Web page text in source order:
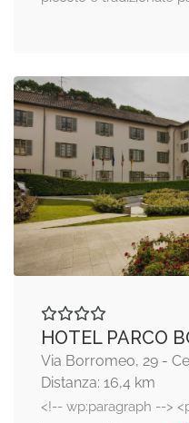
HOTEL PARCO
Via Borromeo, 29 -
Distanza: 16,4 km
<!-- wp:paragraph -->